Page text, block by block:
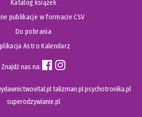
Katalog książek
publikacje w formacie CSV
Do pobrania
Astro Kalendarz
Znajdź nas na:
talizman.plpsychotronika.pl
superodzywianie.pl